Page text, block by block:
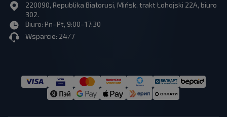
220090, Republika Białorusi, Mińsk, trakt Łohojski 22A, biuro
302.
Biuro: Pn–Pt, 9:00–17:30
Wsparcie: 24/7